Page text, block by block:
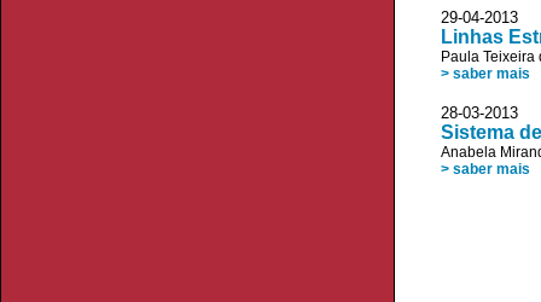
29-04-
Linhas
Paula Teixeira
> saber mais
28-03-
Sistema
Anabela
> saber mais